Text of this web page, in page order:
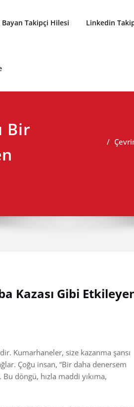
Takipçi Hilesi Linkedin
Bir
Kazası Gibi
Kumarhaneler, size kazanma şansı
Çoğu insan, “Bir daha denersem
döngü, hızla maddi yıkıma,